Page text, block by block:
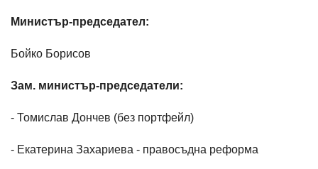
Министър-председател:
Бойко Борисов
Зам. министър-председатели:
- Томислав Дончев (без портфейл)
- Екатерина Захариева - правосъдна реформа